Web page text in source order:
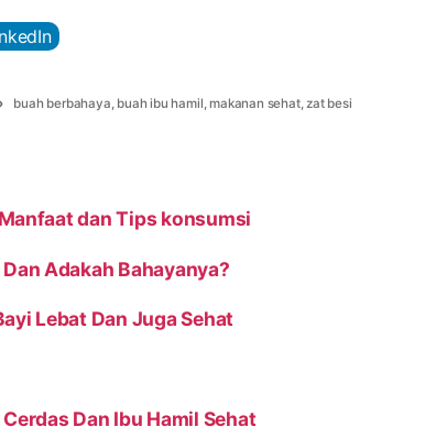
buah berbahaya, buah ibu hamil,makanan sehat,zat besi
dan Tips konsumsi
Adakah Bahayanya?
Lebat Dan Juga Sehat
Dan Ibu Hamil Sehat